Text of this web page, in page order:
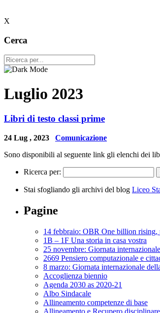
X
Cerca
Luglio 2023
Libri di testo classi prime
24 Lug , 2023 Comunicazione
Sono disponibili al seguente link gli elenchi dei
Ricerca per:
Stai sfogliando gli archivi del blog Liceo
Pagine
14 febbraio: OBR One billion rising,
1B – 1F Una storia in casa vostra
25 novembre: Giornata
2669 Pensiero computazionale e
8 marzo: Giornata internazionale
Accoglienza biennio
Agenda 2030 as 2020-21
Albo Sindacale
Allineamento competenze di base
Allineamento e Recupero disciplinare